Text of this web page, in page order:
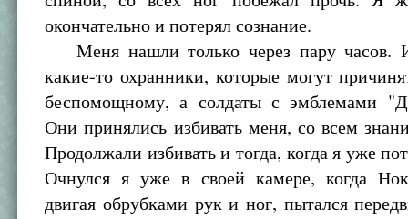
окончательно и потерял сознание.
Меня нашли только через пару часов.
какие-то охранники, которые могут
беспомощному, а солдаты с эмблемами
Они принялись избивать меня, со всем
Продолжали избивать и тогда, когда я уже
Очнулся я уже в своей камере, когда
двигая обрубками рук и ног, пытался